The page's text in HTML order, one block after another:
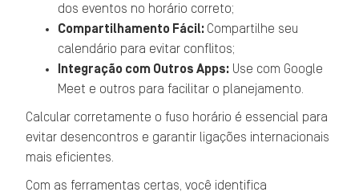
dos eventos no horário correto;
Compartilhamento Fácil: Compartilhe seu
calendário para evitar conflitos;
Integração com Outros Apps: Use com Google
Meet e outros para facilitar o planejamento.
Calcular corretamente o fuso horário é essencial para
evitar desencontros e garantir ligações internacionais
mais eficientes.
Com as ferramentas certas, você identifica